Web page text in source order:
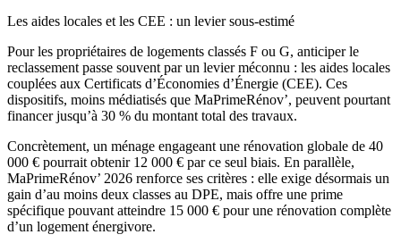
Les aides locales et les CEE : un levier sous-estimé
Pour les propriétaires de logements classés F ou G, anticiper le
reclassement passe souvent par un levier méconnu : les aides locales
couplées aux Certificats d’Économies d’Énergie (CEE). Ces
dispositifs, moins médiatisés que MaPrimeRénov’, peuvent pourtant
financer jusqu’à 30 % du montant total des travaux.
Concrètement, un ménage engageant une rénovation globale de 40
000 € pourrait obtenir 12 000 € par ce seul biais. En parallèle,
MaPrimeRénov’ 2026 renforce ses critères : elle exige désormais un
gain d’au moins deux classes au DPE, mais offre une prime
spécifique pouvant atteindre 15 000 € pour une rénovation complète
d’un logement énergivore.